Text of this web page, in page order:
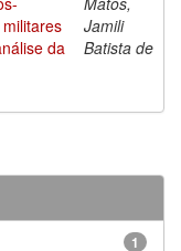
da
Jamili
Batista de
1